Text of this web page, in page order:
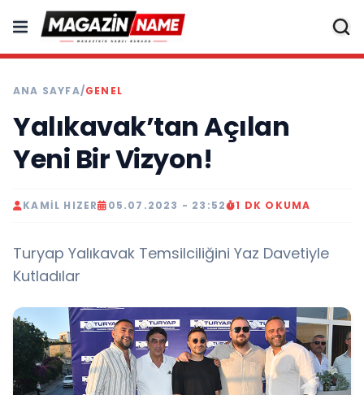
ANA SAYFA/GENEL
Yalıkavak’tan Açılan
Yeni Bir Vizyon!
KAMIL HIZER 05.07.2023 - 23:52 1 DK OKUMA
Turyap Yalıkavak Temsilciliğini Yaz Davetiyle
Kutladılar